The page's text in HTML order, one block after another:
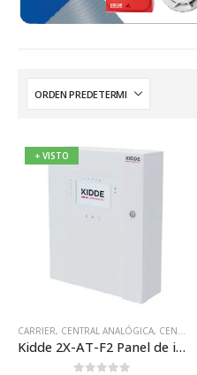
+ VISTO
CARRIER, CENTRAL ANALÓGICA, CENTRAL ANALÓGICA 2 LAZOS
Kidde 2X-AT-F2 Panel de incendios direccionable con pantalla táctil, 2 lazos, caja grande